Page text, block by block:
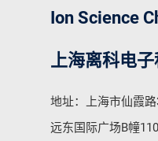
Ion Science
上海离科电
地址：上海市仙霞
远东国际广场B幢